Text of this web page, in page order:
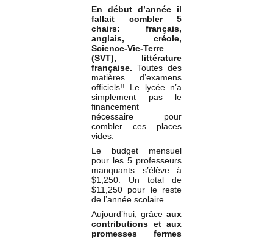
En début d’année il
fallait combler 5
chairs: français,
anglais, créole,
Science-Vie-Terre
(SVT), littérature
française. Toutes des
matières d’examens
officiels!! Le lycée n’a
simplement pas le
financement
nécessaire pour
combler ces places
vides.
Le budget mensuel
pour les 5 professeurs
manquants s’élève à
$1,250. Un total de
$11,250 pour le reste
de l’année scolaire.
Aujourd’hui, grâce aux
contributions et aux
promesses fermes